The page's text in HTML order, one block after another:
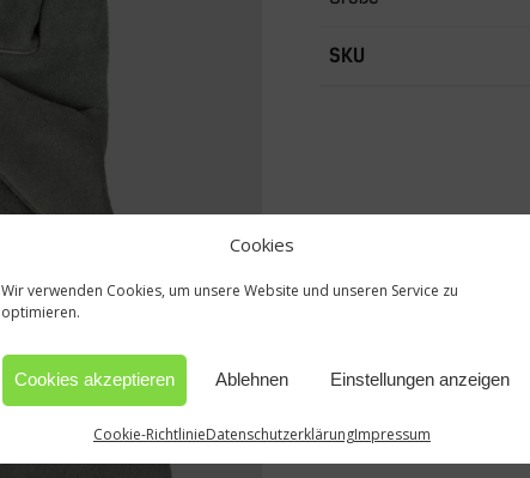
Cookies
Wir verwenden Cookies, um unsere Website und unseren Service zu
optimieren.
Cookies akzeptieren Ablehnen Einstellungen anzeigen
Cookie-RichtlinieDatenschutzerklärungImpressum
SKU